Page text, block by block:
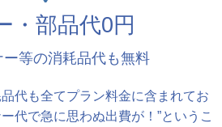
・部品代0円
等の消耗品代も無料
代も全てプラン料金に含まれてお
代で急に思わぬ出費が！”というこ